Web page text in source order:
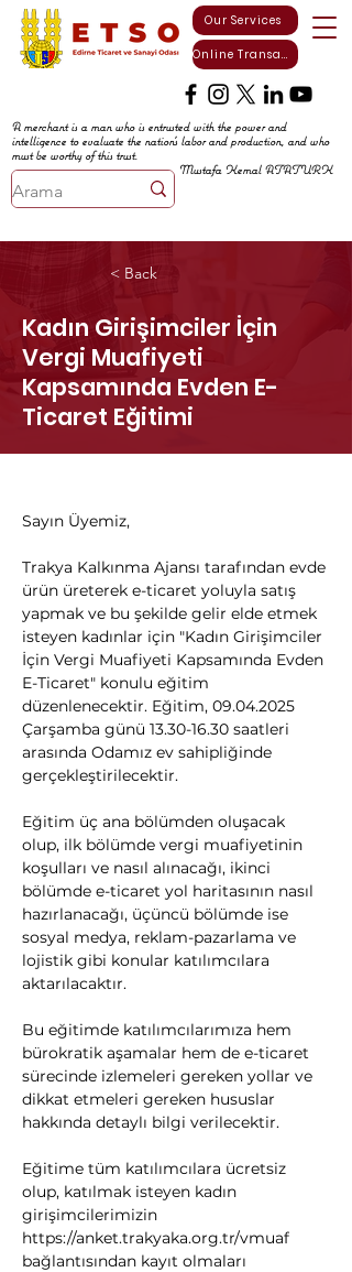
Online Transactions
Our Services
A merchant is a man who is entrusted with the power and
intelligence to evaluate the nation's labor and production, and who
must be worthy of this trust.
Mustafa Kemal ATATURK
< Back
Kadın Girişimciler İçin
Vergi Muafiyeti
Kapsamında Evden E-
Ticaret Eğitimi
Sayın Üyemiz,
Trakya Kalkınma Ajansı tarafından evde
ürün üreterek e-ticaret yoluyla satış
yapmak ve bu şekilde gelir elde etmek
isteyen kadınlar için "Kadın Girişimciler
İçin Vergi Muafiyeti Kapsamında Evden
E-Ticaret" konulu eğitim
düzenlenecektir. Eğitim, 09.04.2025
Çarşamba günü 13.30-16.30 saatleri
arasında Odamız ev sahipliğinde
gerçekleştirilecektir.
Eğitim üç ana bölümden oluşacak
olup, ilk bölümde vergi muafiyetinin
koşulları ve nasıl alınacağı, ikinci
bölümde e-ticaret yol haritasının nasıl
hazırlanacağı, üçüncü bölümde ise
sosyal medya, reklam-pazarlama ve
lojistik gibi konular katılımcılara
aktarılacaktır.
Bu eğitimde katılımcılarımıza hem
bürokratik aşamalar hem de e-ticaret
sürecinde izlemeleri gereken yollar ve
dikkat etmeleri gereken hususlar
hakkında detaylı bilgi verilecektir.
Eğitime tüm katılımcılara ücretsiz
olup, katılmak isteyen kadın
girişimcilerimizin
https://anket.trakyaka.org.tr/vmuaf
bağlantısından kayıt olmaları